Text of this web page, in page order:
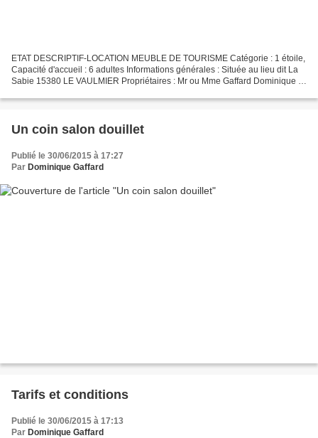
ETAT DESCRIPTIF-LOCATION MEUBLE DE TOURISME Catégorie : 1 étoile,
Capacité d'accueil : 6 adultes Informations générales : Située au lieu dit La
Sabie 15380 LE VAULMIER Propriétaires : Mr ou Mme Gaffard Dominique et
Un coin salon douillet
Publié le 30/06/2015 à 17:27
Par Dominique Gaffard
Tarifs et conditions
Publié le 30/06/2015 à 17:13
Par Dominique Gaffard